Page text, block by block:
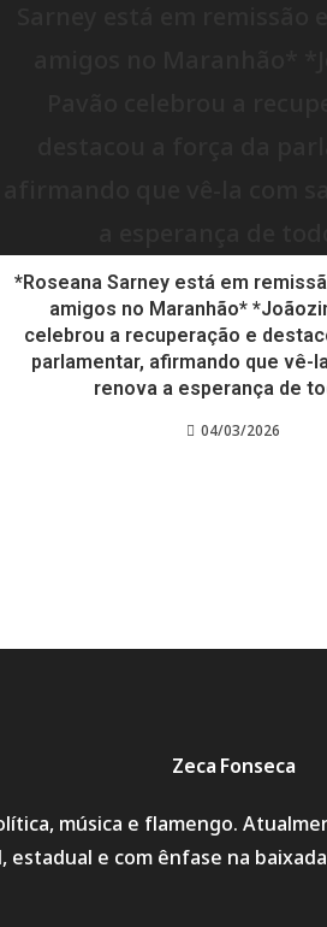
*Roseana Sarney está em
amigos no Maranhão*
celebrou a recuperação e
parlamentar, afirmando que vê-
renova a esperança de
04/03/2026
Zeca Fonseca
música e flamengo.
e com ênfase na